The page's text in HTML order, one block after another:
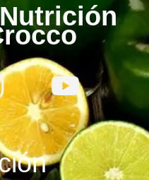
Y
o
u
t